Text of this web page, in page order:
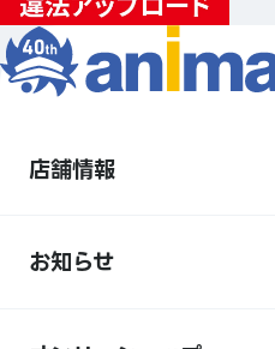
店舗情報
お知らせ